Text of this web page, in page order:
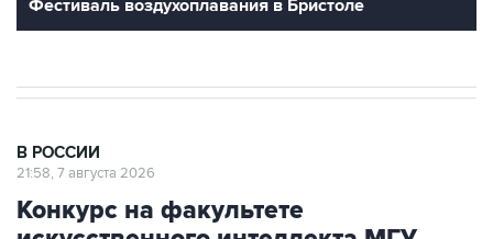
Конкурс на факультете
искусственного интеллекта МГУ
достиг 127 человек на место